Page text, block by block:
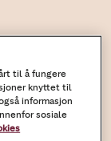
til å fungere
knyttet til
informasjon
sosiale